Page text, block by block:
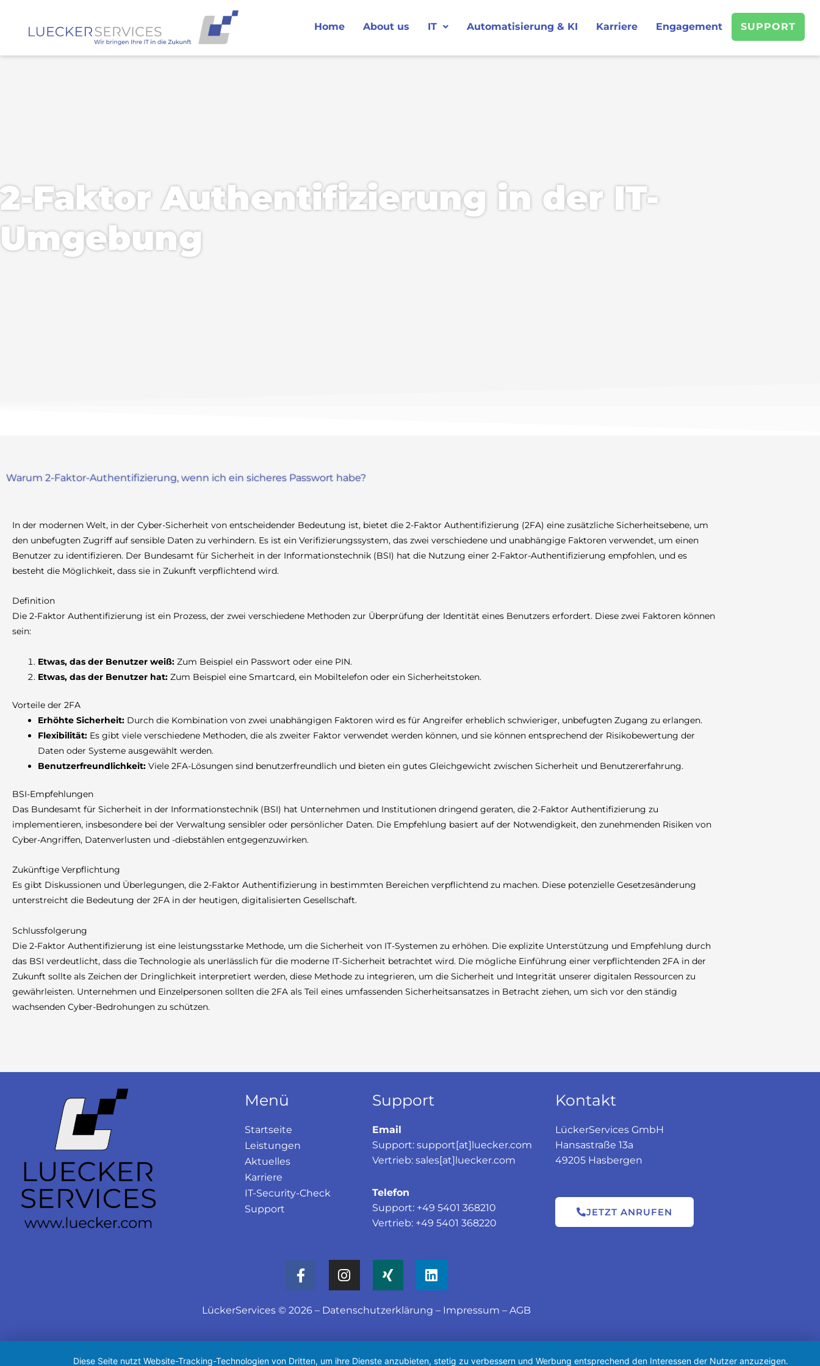
Home About us IT Automatisierung & KI Karriere Engagement SUPPORT
2-Faktor Authentifizierung in der IT-
Umgebung
Warum 2-Faktor-Authentifizierung, wenn ich ein sicheres Passwort habe?
In der modernen Welt, in der Cyber-Sicherheit von entscheidender Bedeutung ist, bietet die 2-Faktor Authentifizierung (2FA) eine zusätzliche Sicherheitsebene, um
den unbefugten Zugriff auf sensible Daten zu verhindern. Es ist ein Verifizierungssystem, das zwei verschiedene und unabhängige Faktoren verwendet, um einen
Benutzer zu identifizieren. Der Bundesamt für Sicherheit in der Informationstechnik (BSI) hat die Nutzung einer 2-Faktor-Authentifizierung empfohlen, und es
besteht die Möglichkeit, dass sie in Zukunft verpflichtend wird.
Definition
Die 2-Faktor Authentifizierung ist ein Prozess, der zwei verschiedene Methoden zur Überprüfung der Identität eines Benutzers erfordert. Diese zwei Faktoren können
sein:
Etwas, das der Benutzer weiß: Zum Beispiel ein Passwort oder eine PIN.
Etwas, das der Benutzer hat: Zum Beispiel eine Smartcard, ein Mobiltelefon oder ein Sicherheitstoken.
Vorteile der 2FA
Erhöhte Sicherheit: Durch die Kombination von zwei unabhängigen Faktoren wird es für Angreifer erheblich schwieriger, unbefugten Zugang zu erlangen.
Flexibilität: Es gibt viele verschiedene Methoden, die als zweiter Faktor verwendet werden können, und sie können entsprechend der Risikobewertung der
Daten oder Systeme ausgewählt werden.
Benutzerfreundlichkeit: Viele 2FA-Lösungen sind benutzerfreundlich und bieten ein gutes Gleichgewicht zwischen Sicherheit und Benutzererfahrung.
BSI-Empfehlungen
Das Bundesamt für Sicherheit in der Informationstechnik (BSI) hat Unternehmen und Institutionen dringend geraten, die 2-Faktor Authentifizierung zu
implementieren, insbesondere bei der Verwaltung sensibler oder persönlicher Daten. Die Empfehlung basiert auf der Notwendigkeit, den zunehmenden Risiken von
Cyber-Angriffen, Datenverlusten und -diebstählen entgegenzuwirken.
Zukünftige Verpflichtung
Es gibt Diskussionen und Überlegungen, die 2-Faktor Authentifizierung in bestimmten Bereichen verpflichtend zu machen. Diese potenzielle Gesetzesänderung
unterstreicht die Bedeutung der 2FA in der heutigen, digitalisierten Gesellschaft.
Schlussfolgerung
Die 2-Faktor Authentifizierung ist eine leistungsstarke Methode, um die Sicherheit von IT-Systemen zu erhöhen. Die explizite Unterstützung und Empfehlung durch
das BSI verdeutlicht, dass die Technologie als unerlässlich für die moderne IT-Sicherheit betrachtet wird. Die mögliche Einführung einer verpflichtenden 2FA in der
Zukunft sollte als Zeichen der Dringlichkeit interpretiert werden, diese Methode zu integrieren, um die Sicherheit und Integrität unserer digitalen Ressourcen zu
gewährleisten. Unternehmen und Einzelpersonen sollten die 2FA als Teil eines umfassenden Sicherheitsansatzes in Betracht ziehen, um sich vor den ständig
wachsenden Cyber-Bedrohungen zu schützen.
Menü
Startseite
Leistungen
Aktuelles
Karriere
IT-Security-Check
Support
Support
Email
Support: support[at]luecker.com
Vertrieb: sales[at]luecker.com
Telefon
Support: +49 5401 368210
Vertrieb: +49 5401 368220
Kontakt
LückerServices GmbH
Hansastraße 13a
49205 Hasbergen
JETZT ANRUFEN
F
a
c
e
I
n
s
t
X
i
n
g
L
i
n
k
LückerServices © 2026 – Datenschutzerklärung – Impressum – AGB
Diese Seite nutzt Website-Tracking-Technologien von Dritten, um ihre Dienste anzubieten, stetig zu verbessern und Werbung entsprechend den Interessen der Nutzer anzuzeigen.